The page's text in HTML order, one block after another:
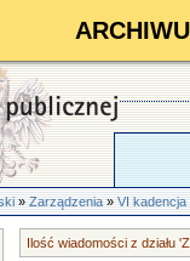
»Zarządzenia»VI kadencja
Ilość wiadomości z działu